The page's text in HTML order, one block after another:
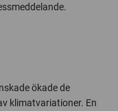
ökade de
klimatvariationer. En